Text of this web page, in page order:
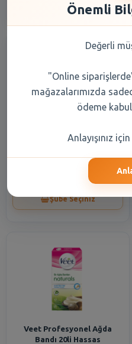
20 Li
Şube Seçiniz
Veet Profesyonel Ağda
Bandı 20li Hassas
Önemli
Değerli
"Online
mağazalarımızda
ödeme
Anlayışınız